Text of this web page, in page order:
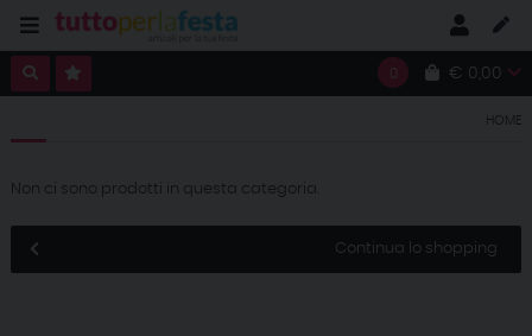
0 € 0,00
HOME
Non ci sono prodotti in questa categoria.
Continua lo shopping